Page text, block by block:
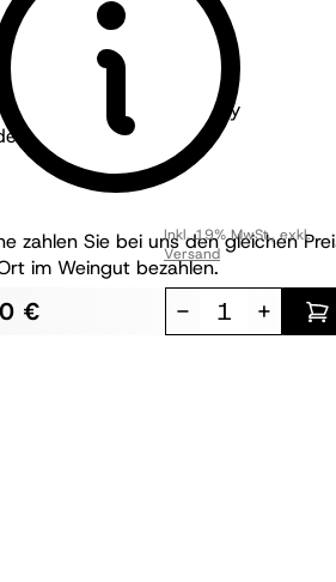
- The Wine Glass Company
Veloce Champagner
zahlen Sie bei uns den gleichen
im Weingut bezahlen.
€
Inkl. 19% MwSt.,exkl.
Versand
- +